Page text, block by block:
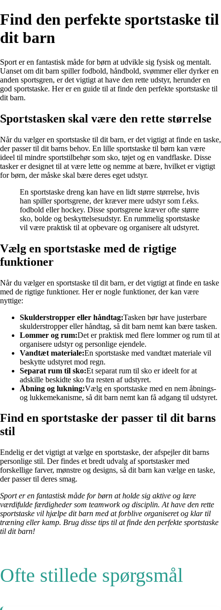
Find den perfekte sportstaske til
dit barn
Sport er en fantastisk måde for børn at udvikle sig fysisk og mentalt.
Uanset om dit barn spiller fodbold, håndbold, svømmer eller dyrker en
anden sportsgren, er det vigtigt at have den rette udstyr, herunder en
god sportstaske. Her er en guide til at finde den perfekte sportstaske til
dit barn.
Sportstasken skal være den rette størrelse
Når du vælger en sportstaske til dit barn, er det vigtigt at finde en taske,
der passer til dit barns behov. En lille sportstaske til børn kan være
ideel til mindre sportstilbehør som sko, tøjet og en vandflaske. Disse
tasker er designet til at være lette og nemme at bære, hvilket er vigtigt
for børn, der måske skal bære deres eget udstyr.
En sportstaske dreng kan have en lidt større størrelse, hvis
han spiller sportsgrene, der kræver mere udstyr som f.eks.
fodbold eller hockey. Disse sportsgrene kræver ofte større
sko, bolde og beskyttelsesudstyr. En rummelig sportstaske
vil være praktisk til at opbevare og organisere alt udstyret.
Vælg en sportstaske med de rigtige
funktioner
Når du vælger en sportstaske til dit barn, er det vigtigt at finde en taske
med de rigtige funktioner. Her er nogle funktioner, der kan være
nyttige:
Skulderstropper eller håndtag:Tasken bør have justerbare
skulderstropper eller håndtag, så dit barn nemt kan bære tasken.
Lommer og rum:Det er praktisk med flere lommer og rum til at
organisere udstyr og personlige ejendele.
Vandtæt materiale:En sportstaske med vandtæt materiale vil
beskytte udstyret mod regn.
Separat rum til sko:Et separat rum til sko er ideelt for at
adskille beskidte sko fra resten af ​​udstyret.
Åbning og lukning:Vælg en sportstaske med en nem åbnings-
og lukkemekanisme, så dit barn nemt kan få adgang til udstyret.
Find en sportstaske der passer til dit barns
stil
Endelig er det vigtigt at vælge en sportstaske, der afspejler dit barns
personlige stil. Der findes et bredt udvalg af sportstasker med
forskellige farver, mønstre og designs, så dit barn kan vælge en taske,
der passer til deres smag.
Sport er en fantastisk måde for børn at holde sig aktive og lære
værdifulde færdigheder som teamwork og disciplin. At have den rette
sportstaske vil hjælpe dit barn med at forblive organiseret og klar til
træning eller kamp. Brug disse tips til at finde den perfekte sportstaske
til dit barn!
Ofte stillede spørgsmål